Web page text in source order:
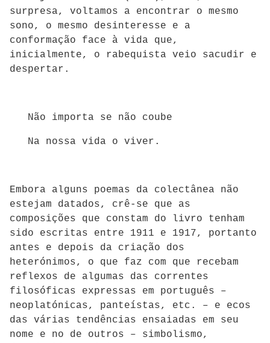
surpresa, voltamos a encontrar o mesmo
sono, o mesmo desinteresse e a
conformação face à vida que,
inicialmente, o rabequista veio sacudir e
despertar.
Não importa se não coube
Na nossa vida o viver.
Embora alguns poemas da colectânea não
estejam datados, crê-se que as
composições que constam do livro tenham
sido escritas entre 1911 e 1917, portanto
antes e depois da criação dos
heterónimos, o que faz com que recebam
reflexos de algumas das correntes
filosóficas expressas em português –
neoplatónicas, panteístas, etc. – e ecos
das várias tendências ensaiadas em seu
nome e no de outros – simbolismo,